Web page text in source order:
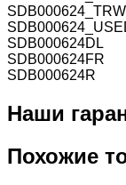
SDB000624_TRW
SDB000624DL
SDB000624FR
SDB000624R
Наши
Похожие